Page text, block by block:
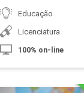
Educação
Licenciatura
100% on-line